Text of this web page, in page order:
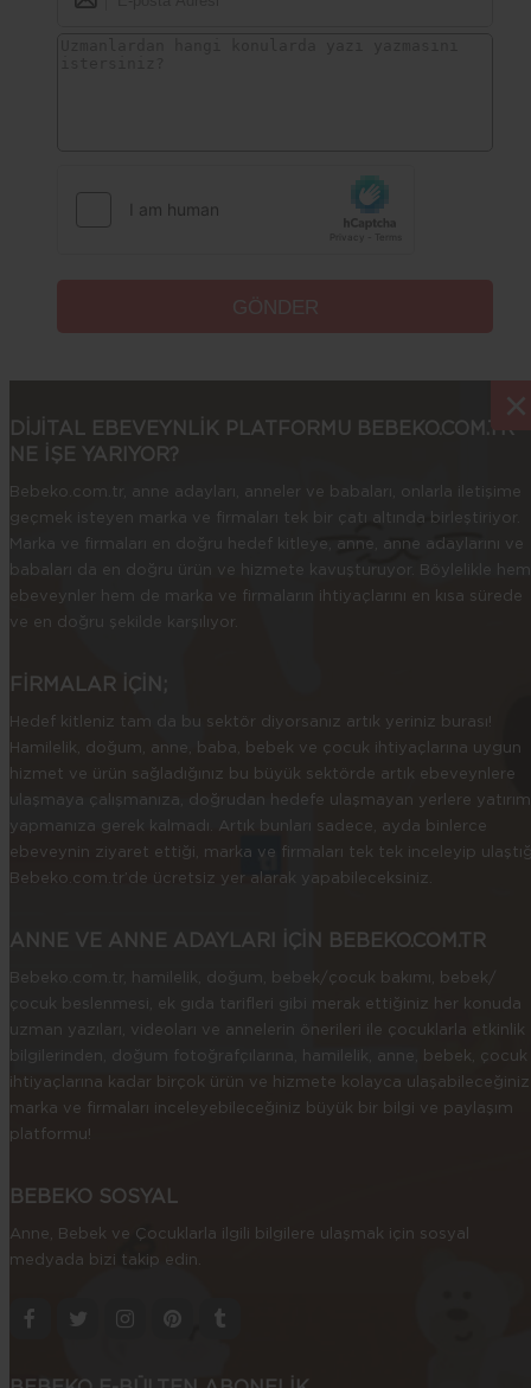
DİJİTAL EBEVEYNLİK PLATFORMU BEBEKO.COM.TR
NE İŞE YARIYOR?
Bebeko.com.tr, anne adayları, anneler ve babaları, onlarla iletişime
geçmek isteyen marka ve firmaları tek bir çatı altında birleştiriyor.
Marka ve firmaları en doğru hedef kitleye, anne, anne adaylarını ve
babaları da en doğru ürün ve hizmete kavuşturuyor. Böylelikle hem
ebeveynler hem de marka ve firmaların ihtiyaçlarını en kısa sürede
ve en doğru şekilde karşılıyor.
FİRMALAR İÇİN;
Hedef kitleniz tam da bu sektör diyorsanız artık yeriniz burası!
Hamilelik, doğum, anne, baba, bebek ve çocuk ihtiyaçlarına uygun
hizmet ve ürün sağladığınız bu büyük sektörde artık ebeveynlere
ulaşmaya çalışmanıza, doğrudan hedefe ulaşmayan yerlere yatırım
yapmanıza gerek kalmadı. Artık bunları sadece, ayda binlerce
ebeveynin ziyaret ettiği, marka ve firmaları tek tek inceleyip
Bebeko.com.tr’de ücretsiz yer alarak yapabileceksiniz.
ANNE VE ANNE ADAYLARI İÇİN BEBEKO.COM.TR
Bebeko.com.tr, hamilelik, doğum, bebek/çocuk bakımı, bebek/
çocuk beslenmesi, ek gıda tarifleri gibi merak ettiğiniz her konuda
uzman yazıları, videoları ve annelerin önerileri ile çocuklarla etkinlik
bilgilerinden, doğum fotoğrafçılarına, hamilelik, anne, bebek, çocuk
ihtiyaçlarına kadar birçok ürün ve hizmete kolayca ulaşabileceğiniz
marka ve firmaları inceleyebileceğiniz büyük bir bilgi ve paylaşım
platformu!
BEBEKO SOSYAL
Anne, Bebek ve Çocuklarla ilgili bilgilere ulaşmak için sosyal
medyada bizi takip edin.